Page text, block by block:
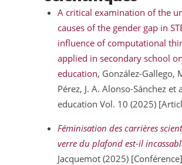
A critical examination of the
causes of the gender gap in
influence of computational
applied in secondary school
education, González-Gallego,
Pérez, J. A. Alonso-Sánchez et
education Vol. 10 (2025)
Féminisation des carrières
verre du plafond est-il
Jacquemot (2025) [Conférence]